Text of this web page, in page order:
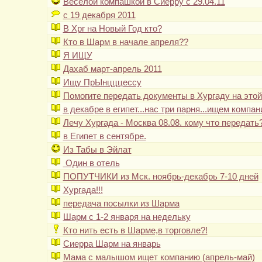
с 19 декабря 2011
В Хрг на Новый Год кто?
Кто в Шарм в начале апреля??
Я ИЩУ
Дахаб март-апрель 2011
Ищу ПрЫнцццессу
Помогите передать документы в Хургаду на
в декабре в египет...нас три парня...ищем
Лечу Хургада - Москва 08.08. кому что
в Египет в сентябре.
Из Табы в Эйлат
Один в отель
ПОПУТЧИКИ из Мск. ноябрь-декабрь 7-10 дней
Хургада!!!
передача посылки из Шарма
Шарм с 1-2 января на недельку
Кто нить есть в Шарме,в торговле?!
Сиерра Шарм на январь
Мама с малышом ищет компанию (апрель-май)